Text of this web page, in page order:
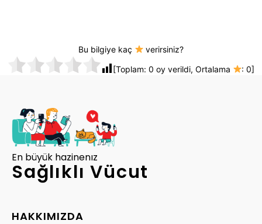
Bu bilgiye kaç
verirsiniz?
[Toplam: 0 oy verildi, Ortalama :0]
En büyük hazinenız
Sağlıklı Vücut
HAKKIMIZDA